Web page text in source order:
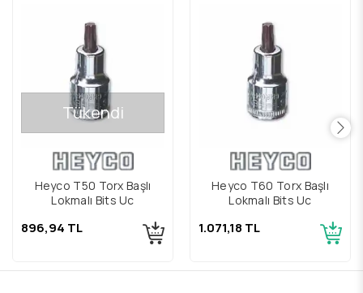
Tükendi
Heyco T50 Torx Başlı
Lokmalı Bits Uç
896,94 TL
Heyco T60 Torx Başlı
Lokmalı Bits Uç
1.071,18 TL